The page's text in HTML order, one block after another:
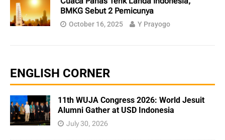
BMKG Sebut 2 Pemicunya
October 16, 2025 Y Prayogo
ENGLISH CORNER
11th WUJA Congress 2026: World Jesuit
Alumni Gather at USD Indonesia
July 30, 2026